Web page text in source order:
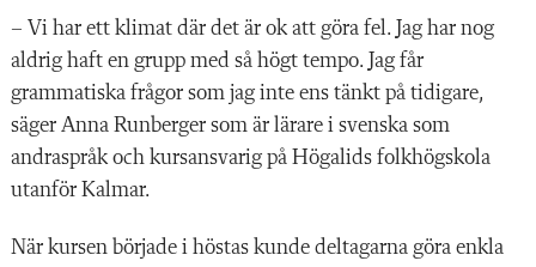
– Vi har ett klimat där det är ok att göra fel. Jag har nog
aldrig haft en grupp med så högt tempo. Jag får
grammatiska frågor som jag inte ens tänkt på tidigare,
säger Anna Runberger som är lärare i svenska som
andraspråk och kursansvarig på Högalids folkhögskola
utanför Kalmar.
När kursen började i höstas kunde deltagarna göra enkla